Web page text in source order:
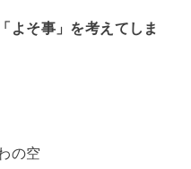
よそ事」を考えてしま
の空